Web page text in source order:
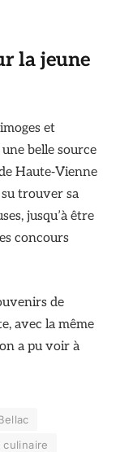
la jeune
et
belle source
Haute‑Vienne
trouver sa
jusqu’à être
concours
de
avec la même
a pu voir à